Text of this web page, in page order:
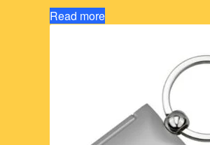
Read more